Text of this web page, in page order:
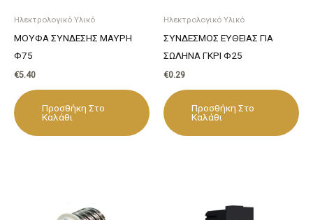
Ηλεκτρολογικό Υλικό
ΜΟΥΦΑ ΣΥΝΔΕΣΗΣ ΜΑΥΡΗ
Φ75
€5.40
Προσθήκη Στο
Καλάθι
Ηλεκτρολογικό Υλικό
ΣΥΝΔΕΣΜΟΣ ΕΥΘΕΙΑΣ ΓΙΑ
ΣΩΛΗΝΑ ΓΚΡΙ Φ25
€0.29
Προσθήκη Στο
Καλάθι